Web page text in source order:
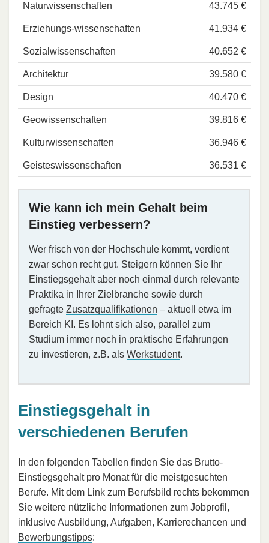
Naturwissenschaften 43.745 €
Erziehungs-wissenschaften 41.934 €
Sozialwissenschaften 40.652 €
Architektur 39.580 €
Design 40.470 €
Geowissenschaften 39.816 €
Kulturwissenschaften 36.946 €
Geisteswissenschaften 36.531 €
Wie kann ich mein Gehalt beim
Einstieg verbessern?
Wer frisch von der Hochschule kommt, verdient
zwar schon recht gut. Steigern können Sie Ihr
Einstiegsgehalt aber noch einmal durch relevante
Praktika in Ihrer Zielbranche sowie durch
gefragte Zusatzqualifikationen – aktuell etwa im
Bereich KI. Es lohnt sich also, parallel zum
Studium immer noch in praktische Erfahrungen
zu investieren, z.B. als Werkstudent.
Einstiegsgehalt in
verschiedenen Berufen
In den folgenden Tabellen finden Sie das Brutto-
Einstiegsgehalt pro Monat für die meistgesuchten
Berufe. Mit dem Link zum Berufsbild rechts bekommen
Sie weitere nützliche Informationen zum Jobprofil,
inklusive Ausbildung, Aufgaben, Karrierechancen und
Bewerbungstipps: